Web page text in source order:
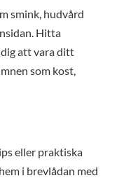
smink, hudvård
Hitta
att vara ditt
som kost,
eller praktiska
i brevlådan med